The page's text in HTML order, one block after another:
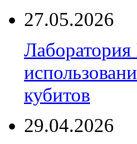
27.05.2026
кубитов
29.04.2026